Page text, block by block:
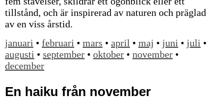
tillstånd, och är inspirerad av naturen och präglad
av en viss årstid.
januari • februari • mars • april • maj • juni • juli •
augusti • september • oktober • november •
december
En haiku från november